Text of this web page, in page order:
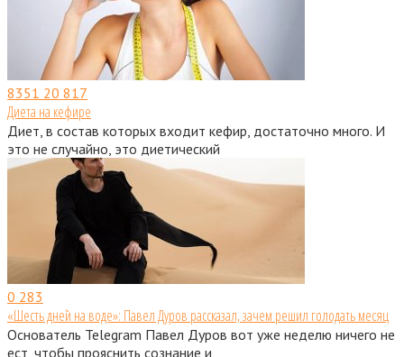
8351 20 817
Диета на кефире
Диет, в состав которых входит кефир, достаточно много. И
это не случайно, это диетический
0 283
«Шесть дней на воде»: Павел Дуров рассказал, зачем решил голодать месяц
Основатель Telegram Павел Дуров вот уже неделю ничего не
ест, чтобы прояснить сознание и